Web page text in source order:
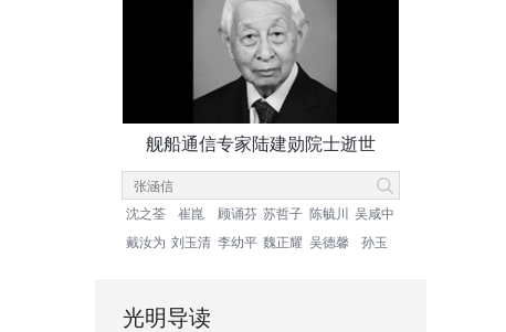
舰船通信专家陆建勋院士逝世
沈之荃 崔崑 顾诵芬 苏哲子 陈毓川
吴咸中
戴汝为 刘玉清 李幼平 魏正耀 吴德馨 孙玉
光明导读